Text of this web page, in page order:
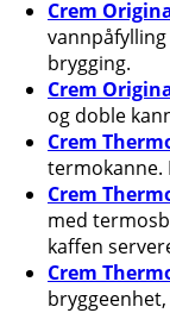
Crem
brygging.
Crem
og doble
Crem
termokanne.
Crem
med
kaffen
Crem